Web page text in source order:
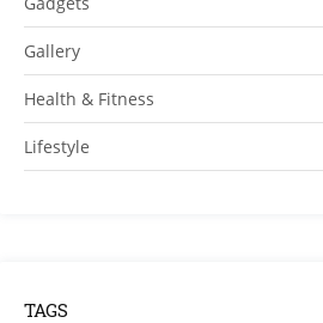
Gallery
Health & Fitness
Lifestyle
TAGS